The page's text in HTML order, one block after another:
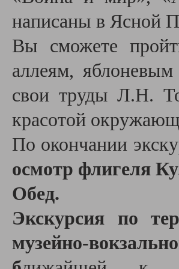
написаны в Ясной
Вы сможете
аллеям,
свои труды Л.Н.
красотой
По окончании
осмотр флигеля
Обед.
Экскурсия по
музейно-